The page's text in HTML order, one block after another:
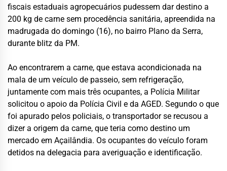
fiscais estaduais agropecuários pudessem dar destino a
200 kg de carne sem procedência sanitária, apreendida na
madrugada do domingo (16), no bairro Plano da Serra,
durante blitz da PM.
Ao encontrarem a carne, que estava acondicionada na
mala de um veículo de passeio, sem refrigeração,
juntamente com mais três ocupantes, a Polícia Militar
solicitou o apoio da Polícia Civil e da AGED. Segundo o que
foi apurado pelos policiais, o transportador se recusou a
dizer a origem da carne, que teria como destino um
mercado em Açailândia. Os ocupantes do veículo foram
detidos na delegacia para averiguação e identificação.